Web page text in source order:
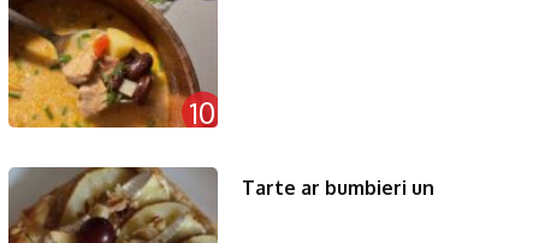
10
Tarte ar bumbieri un